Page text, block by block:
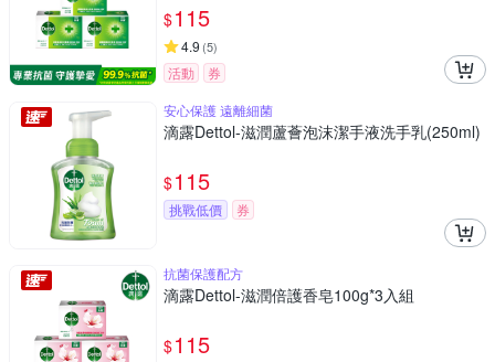
$115
4.9 (5)
活動
券
安心保護 遠離細菌
滴露Dettol-滋潤蘆薈泡沫潔手液洗手乳(250ml)
$115
挑戰低價 券
抗菌保護配方
滴露Dettol-滋潤倍護香皂100g*3入組
$115